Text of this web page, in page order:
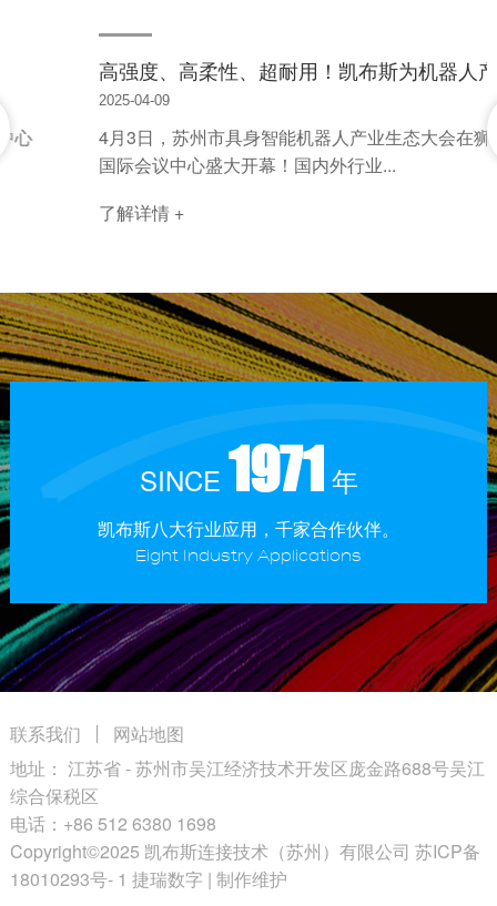
高强度、高柔性、超耐用！凯布斯为机器人产业注入新动能
2025-04-09
4月3日，苏州市具身智能机器人产业生态大会在狮山
国际会议中心盛大开幕！国内外行业...
了解详情 +
SINCE 1971 年
凯布斯八大行业应用，千家合作伙伴。
Eight Industry Applications
联系我们
网站地图
地址： 江苏省 - 苏州市吴江经济技术开发区庞金路688号吴江
综合保税区
电话： +86 512 6380 1698
Copyright©2025 凯布斯连接技术（苏州）有限公司 苏ICP备
18010293号- 1 捷瑞数字 | 制作维护